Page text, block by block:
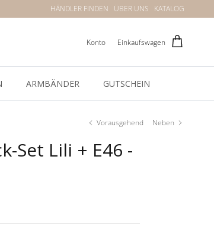
HÄNDLER FINDEN ÜBER UNS KATALOG
Konto Einkaufswagen
ARMBÄNDER GUTSCHEIN
Vorausgehend Neben
Set Lili + E46 -